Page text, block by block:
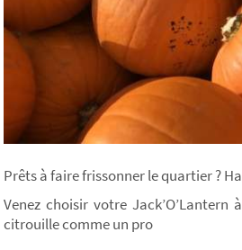
Prêts à faire frissonner le quartier ?
Venez choisir votre
citrouille comme un pro